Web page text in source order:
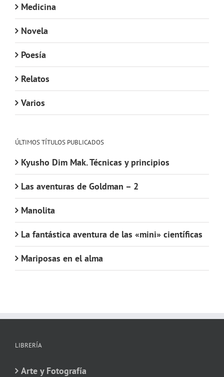
Medicina
Novela
Poesía
Relatos
Varios
ÚLTIMOS TÍTULOS PUBLICADOS
Kyusho Dim Mak. Técnicas y principios
Las aventuras de Goldman – 2
Manolita
La fantástica aventura de las «mini» científicas
Mariposas en el alma
LIBRERÍA
Arte y Fotografía